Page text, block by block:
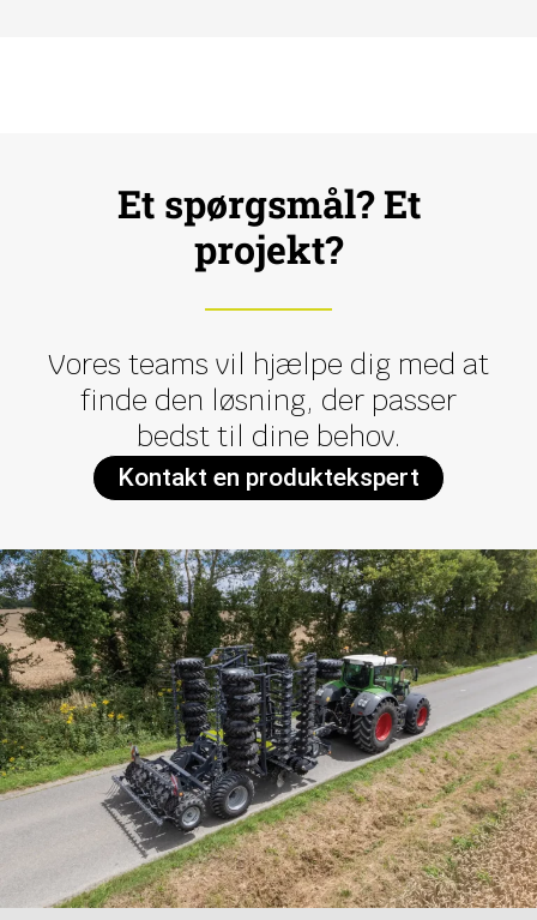
Et spørgsmål? Et
projekt?
Vores teams vil hjælpe dig med at
finde den løsning, der passer
bedst til dine behov.
Kontakt en produktekspert